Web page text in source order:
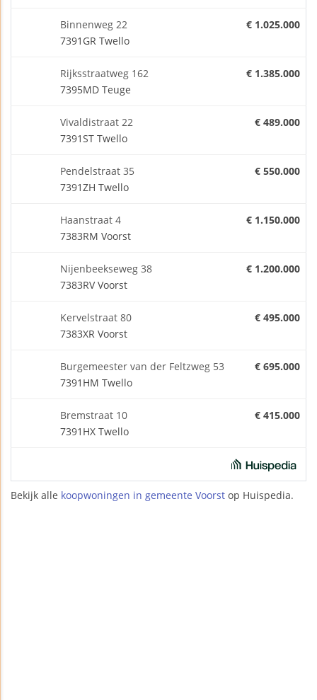
Binnenweg 22
7391GR Twello
€ 1.025.000
Rijksstraatweg 162
7395MD Teuge
€ 1.385.000
Vivaldistraat 22
7391ST Twello
€ 489.000
Pendelstraat 35
7391ZH Twello
€ 550.000
Haanstraat 4
7383RM Voorst
€ 1.150.000
Nijenbeekseweg 38
7383RV Voorst
€ 1.200.000
Kervelstraat 80
7383XR Voorst
€ 495.000
Burgemeester van der Feltzweg 53
7391HM Twello
€ 695.000
Bremstraat 10
7391HX Twello
€ 415.000
Bekijk alle koopwoningen in gemeente Voorst op Huispedia.